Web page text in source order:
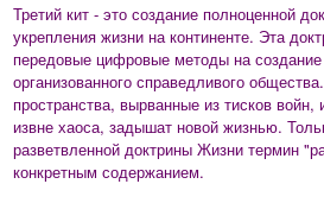
Третий кит - это создание полноценной
укрепления жизни на континенте. Эта
передовые цифровые методы на
организованного справедливого
пространства, вырванные из тисков войн,
извне хаоса, задышат новой жизнью.
разветвленной доктрины Жизни термин
конкретным содержанием.